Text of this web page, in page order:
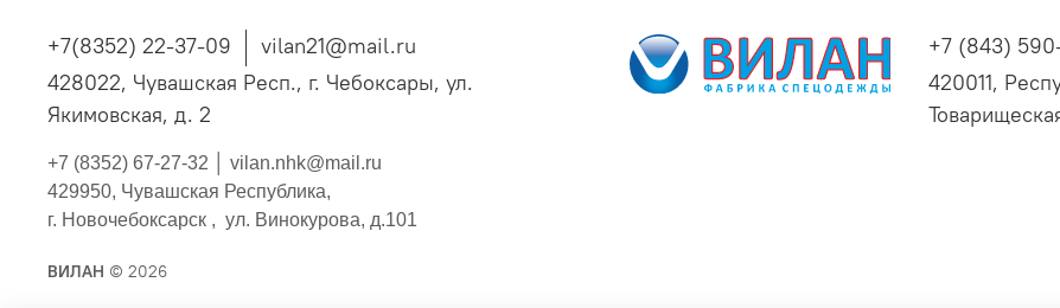
+7(8352) 22-37-09
vilan21@mail.ru
428022, Чувашская Респ., г. Чебоксары, ул.
Якимовская, д. 2
+7 (843)
420011,
+7 (8352) 67-27-32 │ vilan.nhk@mail.ru
429950, Чувашская Республика,
г. Новочебоксарск , ул. Винокурова, д.101
ВИЛАН © 2026